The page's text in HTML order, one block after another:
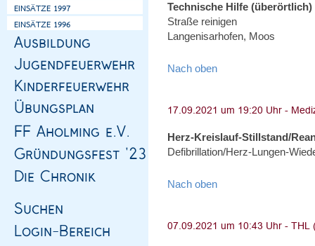
Technische Hilfe (überörtlich)
Straße reinigen
Langenisarhofen, Moos
Nach oben
Herz-Kreislauf-Stillstand/
Defibrillation/Herz-Lungen-
Nach oben